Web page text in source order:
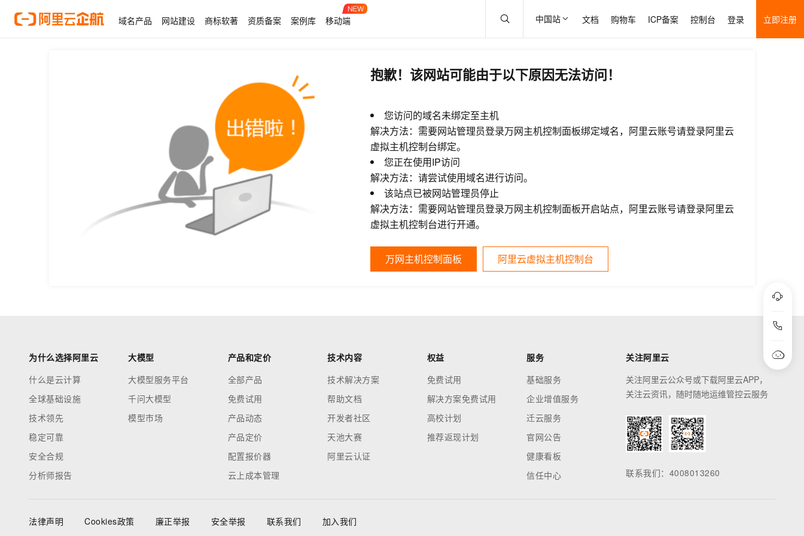
域名产品 网站建设 商标软著 资质备案 案例库 移动端 中国站 文档 购物车 ICP备案 控制台 登录 立即注册
抱歉！该网站可能由于以下原因无法访问！
您访问的域名未绑定至主机
解决方法：需要网站管理员登录万网主机控制面板绑定域名，阿里云账号请登录阿里云
虚拟主机控制台绑定。
您正在使用IP访问
解决方法：请尝试使用域名进行访问。
该站点已被网站管理员停止
解决方法：需要网站管理员登录万网主机控制面板开启站点，阿里云账号请登录阿里云
虚拟主机控制台进行开通。
万网主机控制面板 阿里云虚拟主机控制台